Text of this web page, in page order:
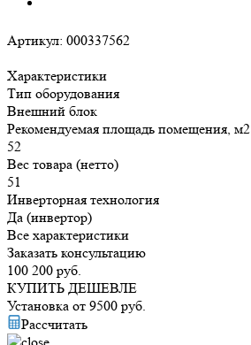
Артикул: 000337562
Характеристики
Тип оборудования
Внешний блок
Рекомендуемая площадь помещения, м2
52
Вес товара (нетто)
51
Инверторная технология
Да (инвертор)
Все характеристики
Заказать консультацию
100 200 руб.
КУПИТЬ ДЕШЕВЛЕ
Установка от 9500 руб.
Рассчитать